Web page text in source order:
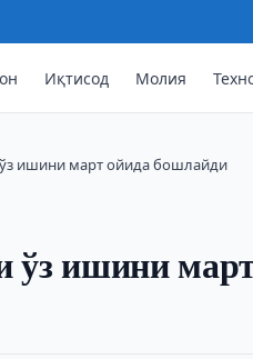
Иқтисод Молия
ишини март ойида бошлайди
ўз ишини